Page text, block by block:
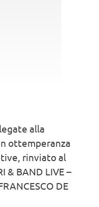
alla
ottemperanza
rinviato al
& BAND LIVE –
DE